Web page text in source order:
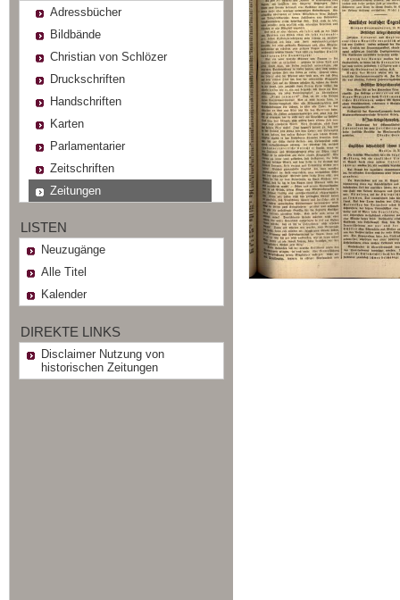
Adressbücher
Bildbände
Christian von Schlözer
Druckschriften
Handschriften
Karten
Parlamentarier
Zeitschriften
Zeitungen
LISTEN
Neuzugänge
Alle Titel
Kalender
DIREKTE LINKS
Disclaimer Nutzung von
historischen Zeitungen